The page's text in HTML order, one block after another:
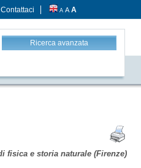
Contattaci A A A
Ricerca avanzata